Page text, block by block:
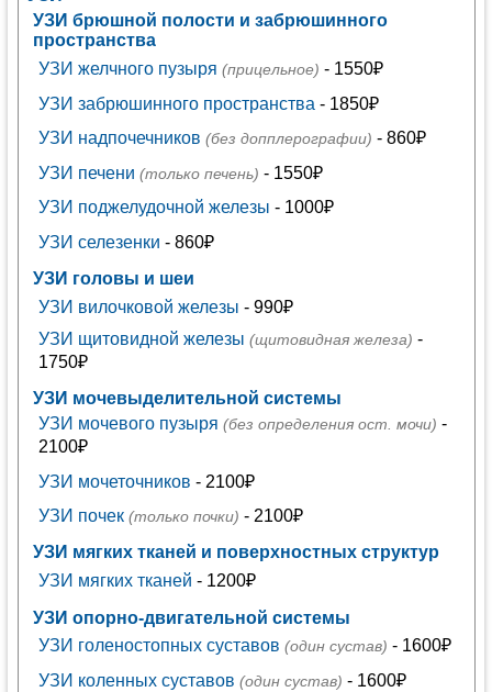
УЗИ брюшной полости и забрюшинного
пространства
УЗИ желчного пузыря (прицельное) - 1550₽
УЗИ забрюшинного пространства - 1850₽
УЗИ надпочечников (без допплерографии) - 860₽
УЗИ печени (только печень) - 1550₽
УЗИ поджелудочной железы - 1000₽
УЗИ селезенки - 860₽
УЗИ головы и шеи
УЗИ вилочковой железы - 990₽
УЗИ щитовидной железы (щитовидная железа) -
1750₽
УЗИ мочевыделительной системы
УЗИ мочевого пузыря (без определения ост. мочи) -
2100₽
УЗИ мочеточников - 2100₽
УЗИ почек (только почки) - 2100₽
УЗИ мягких тканей и поверхностных структур
УЗИ мягких тканей - 1200₽
УЗИ опорно-двигательной системы
УЗИ голеностопных суставов (один сустав) - 1600₽
УЗИ коленных суставов (один сустав) - 1600₽